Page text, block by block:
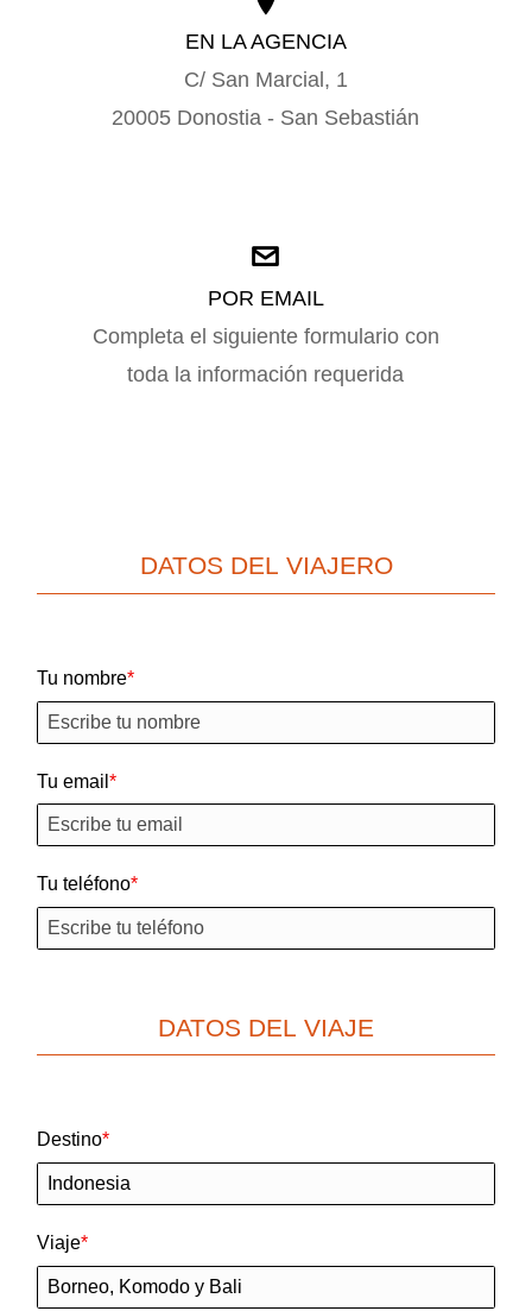
EN LA AGENCIA
C/ San Marcial, 1
20005 Donostia - San Sebastián
POR EMAIL
Completa el siguiente formulario con
toda la información requerida
DATOS DEL VIAJERO
Tu nombre
Tu email
Tu teléfono
DATOS DEL VIAJE
Destino
Viaje